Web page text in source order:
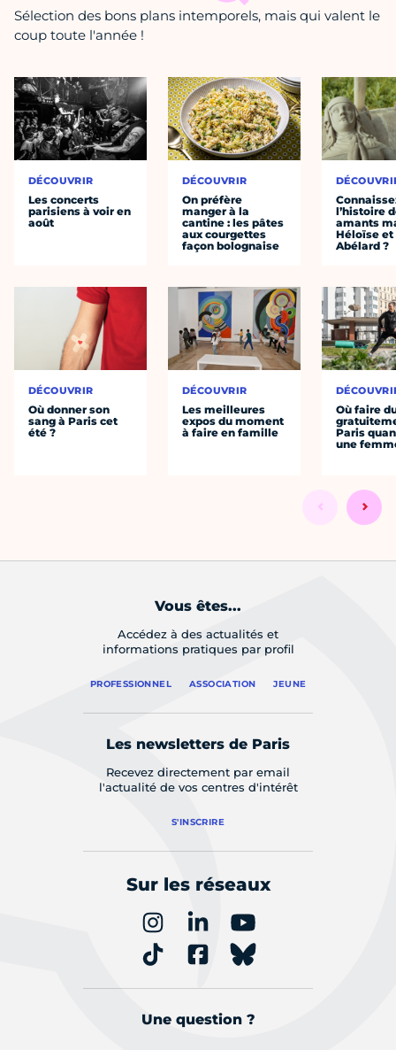
Sélection des bons plans intemporels, mais qui valent le
coup toute l'année !
DÉCOUVRIR
Les concerts
parisiens à voir en
août
DÉCOUVRIR
Où donner son
sang à Paris cet
été ?
DÉCOUVRIR
On préfère
manger à la
cantine : les pâtes
aux courgettes
façon bolognaise
DÉCOUVRIR
Les meilleures
expos du moment
à faire en famille
l’histoire
amants
Héloïse et
Abélard ?
Où faire
Paris
une
Vous êtes...
Accédez à des actualités et
informations pratiques par profil
PROFESSIONNEL ASSOCIATION JEUNE
Les newsletters de Paris
Recevez directement par email
l'actualité de vos centres d'intérêt
S'INSCRIRE
Sur les réseaux
Une question ?